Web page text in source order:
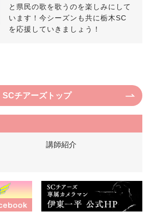
と県民の歌を歌うのを楽しみにして
います！今シーズンも共に栃木SC
を応援していきましょう！
SCチアーズトップ
講師紹介